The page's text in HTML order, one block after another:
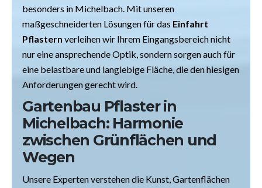
besonders in Michelbach. Mit unseren
maßgeschneiderten Lösungen für das Einfahrt
Pflastern verleihen wir Ihrem Eingangsbereich nicht
nur eine ansprechende Optik, sondern sorgen auch für
eine belastbare und langlebige Fläche, die den hiesigen
Anforderungen gerecht wird.
Gartenbau Pflaster in
Michelbach: Harmonie
zwischen Grünflächen und
Wegen
Unsere Experten verstehen die Kunst, Gartenflächen